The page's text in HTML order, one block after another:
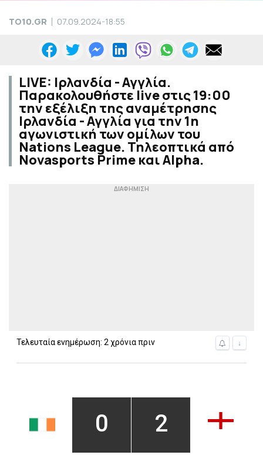
TO10.GR 07.09.2024-18:55
LIVE: Ιρλανδία - Αγγλία.
Παρακολουθήστε live στις 19:00
την εξέλιξη της αναμέτρησης
Ιρλανδία - Αγγλία για την 1η
αγωνιστική των ομίλων του
Nations League. Τηλεοπτικά από
Novasports Prime και Alpha.